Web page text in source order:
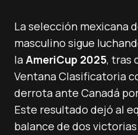
La selección mexicana
masculino sigue
laAmeriCup 2025, tras
Ventana Clasificatoria
derrota ante Canadá
Este resultado dejó al
balance de dos